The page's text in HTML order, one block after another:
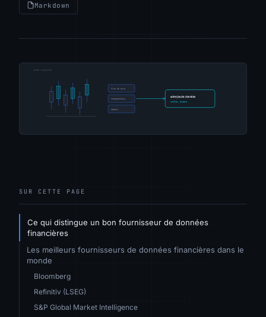
Markdown
SUR CETTE PAGE
Ce qui distingue un bon fournisseur de données
financières
Les meilleurs fournisseurs de données financières dans le
monde
Bloomberg
Refinitiv (LSEG)
S&P Global Market Intelligence